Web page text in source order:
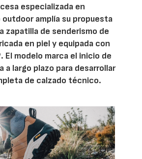
especializada en
amplía su propuesta
zapatilla de senderismo de
en piel y equipada con
El modelo marca el inicio de
a largo plazo para desarrollar
de calzado técnico.